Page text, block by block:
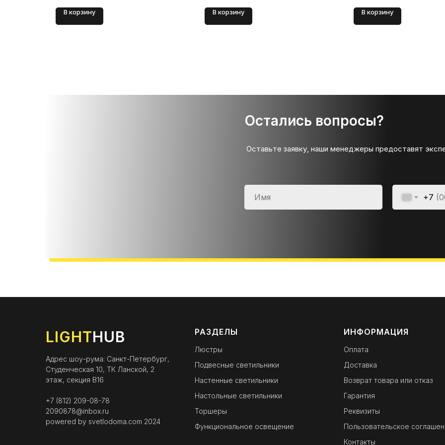
В корзину В корзину В корзину
Остались вопросы?
+7
Оставьте заявку, наши менеджеры предоставят
LIGHTHUB
Адрес шоу-рума: Санкт-Петербург,
Студенческая 10, ТК Ланской, 2
этаж, секция B16
+7 (812) 209-08-78
2090878@inbox.ru
powered by svetlodoma.com 2024
РАЗДЕЛЫ
Люстры
Подвесные светильники
Настенные светильники
Настольные светильники
Торшеры
Функциональное освещение
ИНФОРМАЦИЯ
Оплата
Доставка
Возврат товара или отказ
Гарантия
Реквизиты
Пользовательское
Контакты